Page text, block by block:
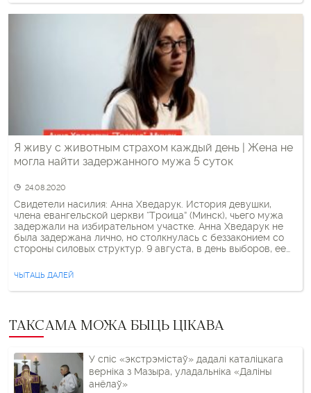
Я живу с животным страхом каждый день | Жена не
могла найти задержанного мужа 5 суток
24.08.2020
Свидетели насилия: Анна Хведарук. История девушки,
члена евангельской церкви “Троица” (Минск), чьего мужа
задержали на избирательном участке. Анна Хведарук не
была задержана лично, но столкнулась с беззаконием со
стороны силовых структур. 9 августа, в день выборов, ее
избирательном участке, когда он обратил внимание на
щель в урне для голосования. […]
ЧЫТАЦЬ ДАЛЕЙ
ТАКСАМА МОЖА БЫЦЬ ЦІКАВА
У спіс «экстрэмістаў» дадалі каталіцкага
верніка з Мазыра, уладальніка «Даліны
анёлаў»